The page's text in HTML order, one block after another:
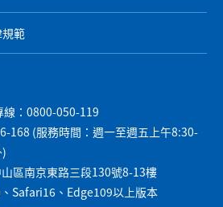
範
：0800-050-119
168 (服務時間：週一至週五上午8:30-
區南京東路三段130號8-13樓
Safari16、Edge109以上版本